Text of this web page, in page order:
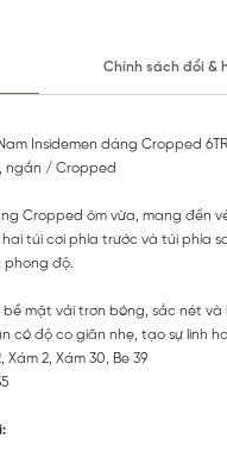
Chính sách đổi &
Insidemen dáng Cropped
ngắn / Cropped
Cropped ôm vừa, mang đến
túi cơi phía trước và túi phía
phong độ.
bề mặt vải trơn bóng, sắc nét
có độ co giãn nhẹ, tạo sự linh
2, Xám 30, Be 39